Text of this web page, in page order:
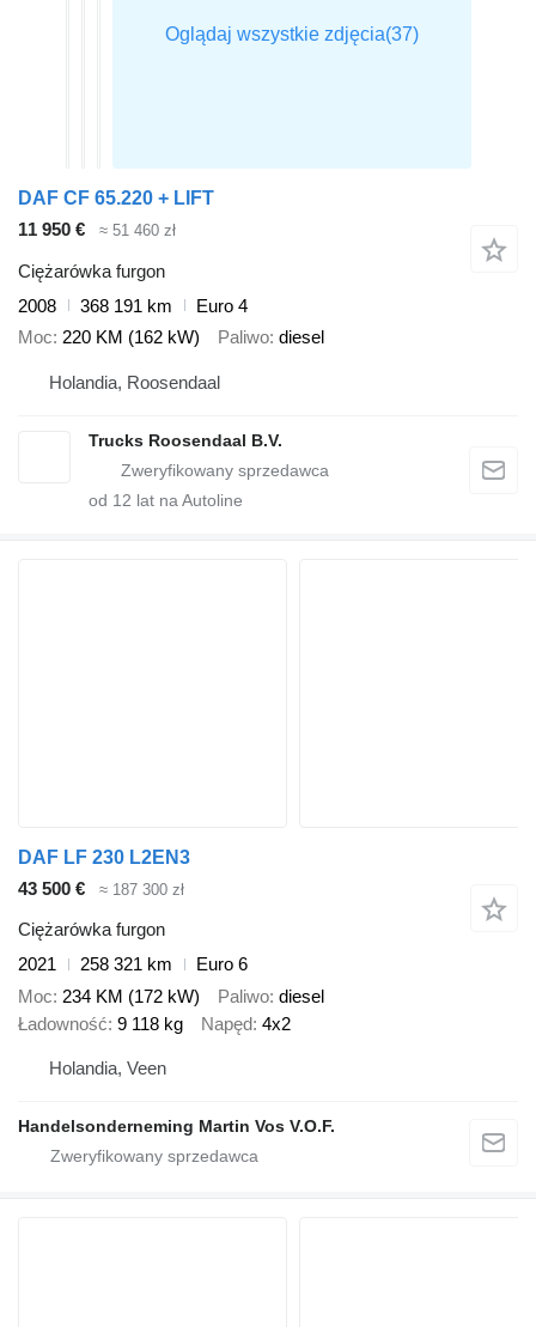
DAF CF 65.220 + LIFT
11 950 €
≈ 51 460 zł
Ciężarówka furgon
2008
368 191 km
Euro 4
Moc 220 KM (162 kW) Paliwo diesel
Holandia, Roosendaal
Trucks Roosendaal B.V.
od 12 lat na Autoline
DAF LF 230 L2EN3
43 500 €
≈ 187 300 zł
Ciężarówka furgon
2021
258 321 km
Euro 6
Moc 234 KM (172 kW) Paliwo diesel
Ładowność 9 118 kg Napęd 4x2
Holandia, Veen
Handelsonderneming Martin Vos V.O.F.